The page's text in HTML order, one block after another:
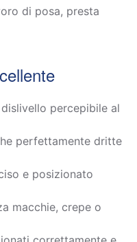
di posa, presta
dislivello percepibile al
perfettamente dritte
e posizionato
macchie, crepe o